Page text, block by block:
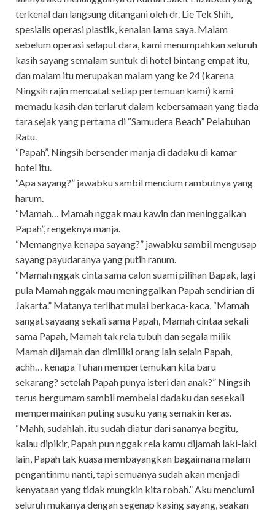
terkenal dan langsung ditangani oleh dr. Lie Tek Shih,
spesialis operasi plastik, kenalan lama saya. Malam
sebelum operasi selaput dara, kami menumpahkan seluruh
kasih sayang semalam suntuk di hotel bintang empat itu,
dan malam itu merupakan malam yang ke 24 (karena
Ningsih rajin mencatat setiap pertemuan kami) kami
memadu kasih dan terlarut dalam kebersamaan yang tiada
tara sejak yang pertama di “Samudera Beach” Pelabuhan
Ratu.
“Papah”, Ningsih bersender manja di dadaku di kamar
hotel itu.
“Apa sayang?” jawabku sambil mencium rambutnya yang
harum.
“Mamah… Mamah nggak mau kawin dan meninggalkan
Papah”, rengeknya manja.
“Memangnya kenapa sayang?” jawabku sambil mengusap
sayang payudaranya yang putih ranum.
“Mamah nggak cinta sama calon suami pilihan Bapak, lagi
pula Mamah nggak mau meninggalkan Papah sendirian di
Jakarta.” Matanya terlihat mulai berkaca-kaca, “Mamah
sangat sayaang sekali sama Papah, Mamah cintaa sekali
sama Papah, Mamah tak rela tubuh dan segala milik
Mamah dijamah dan dimiliki orang lain selain Papah,
achh… kenapa Tuhan mempertemukan kita baru
sekarang? setelah Papah punya isteri dan anak?” Ningsih
terus bergumam sambil membelai dadaku dan sesekali
mempermainkan puting susuku yang semakin keras.
“Mahh, sudahlah, itu sudah diatur dari sananya begitu,
kalau dipikir, Papah pun nggak rela kamu dijamah laki-laki
lain, Papah tak kuasa membayangkan bagaimana malam
pengantinmu nanti, tapi semuanya sudah akan menjadi
kenyataan yang tidak mungkin kita robah.” Aku menciumi
seluruh mukanya dengan segenap kasing sayang, seakan